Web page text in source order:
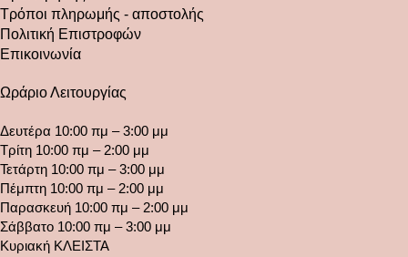
Τρόποι πληρωμής - αποστολής
Πολιτική Επιστροφών
Επικοινωνία
Ωράριο Λειτουργίας
Δευτέρα 10:00 πμ – 3:00 μμ
Τρίτη 10:00 πμ – 2:00 μμ
Τετάρτη 10:00 πμ – 3:00 μμ
Πέμπτη 10:00 πμ – 2:00 μμ
Παρασκευή 10:00 πμ – 2:00 μμ
Σάββατο 10:00 πμ – 3:00 μμ
Κυριακή ΚΛΕΙΣΤΑ